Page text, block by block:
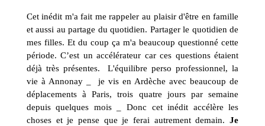
Cet inédit m'a fait me rappeler au plaisir d'être en famille
et aussi au partage du quotidien. Partager le quotidien de
mes filles. Et du coup ça m'a beaucoup questionné cette
période. C’est un accélérateur car ces questions étaient
déjà très présentes. L'équilibre perso professionnel, la
vie à Annonay _ je vis en Ardèche avec beaucoup de
déplacements à Paris, trois quatre jours par semaine
depuis quelques mois _ Donc cet inédit accélère les
choses et je pense que je ferai autrement demain.Je